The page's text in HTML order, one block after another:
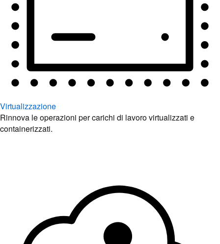
Virtualizzazione
Rinnova le operazioni per carichi di lavoro virtualizzati e
containerizzati.